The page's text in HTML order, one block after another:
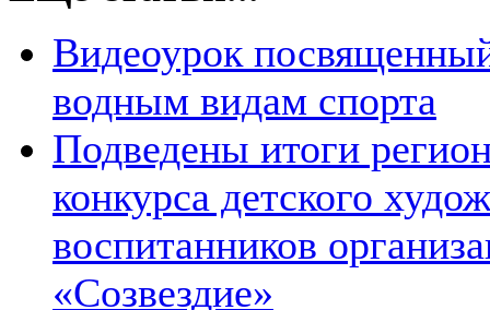
Видеоурок
водным видам спорта
Подведены итоги
конкурса детского
воспитанников
«Созвездие»